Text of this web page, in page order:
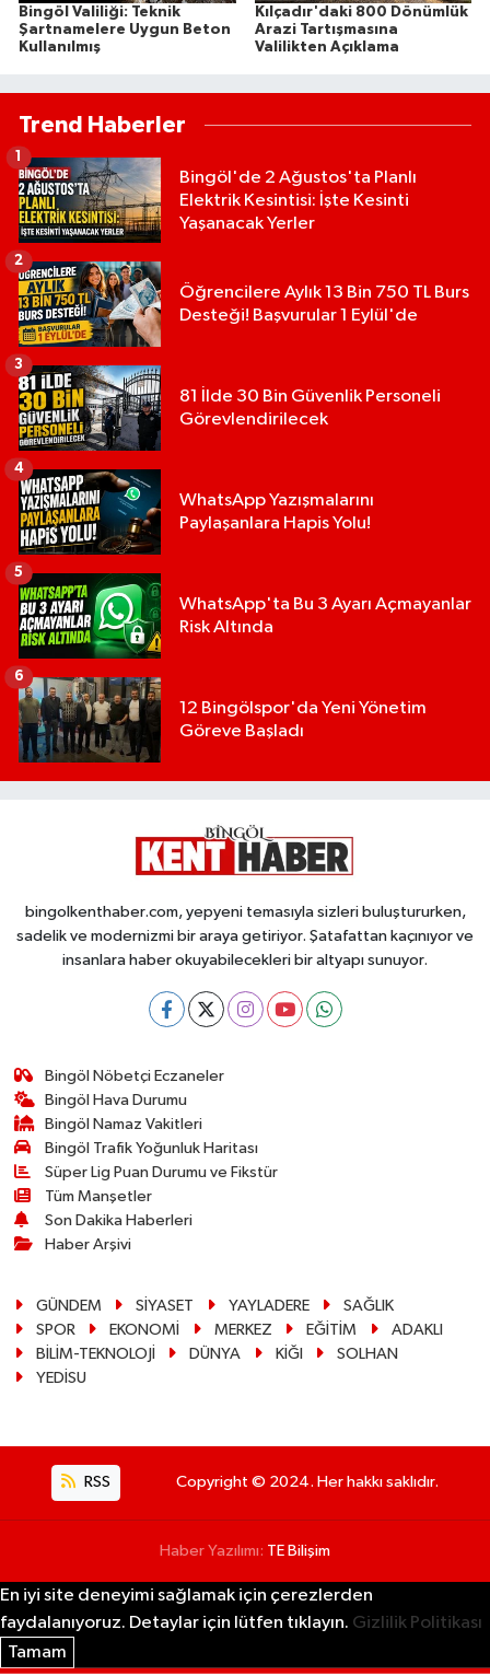
Bingöl Valiliği: Teknik
Şartnamelere Uygun Beton
Kullanılmış
Kılçadır'daki 800 Dönümlük
Arazi Tartışmasına
Valilikten Açıklama
Trend Haberler
Bingöl'de 2 Ağustos'ta Planlı
Elektrik Kesintisi: İşte Kesinti
Yaşanacak Yerler
Öğrencilere Aylık 13 Bin 750 TL Burs
Desteği! Başvurular 1 Eylül'de
2
81 İlde 30 Bin Güvenlik Personeli
Görevlendirilecek
3
WhatsApp Yazışmalarını
Paylaşanlara Hapis Yolu!
4
WhatsApp'ta Bu 3 Ayarı Açmayanlar
Risk Altında
5
12 Bingölspor'da Yeni Yönetim
Göreve Başladı
6
bingolkenthaber.com, yepyeni temasıyla sizleri buluştururken,
sadelik ve modernizmi bir araya getiriyor. Şatafattan kaçınıyor ve
insanlara haber okuyabilecekleri bir altyapı sunuyor.
Bingöl Nöbetçi Eczaneler
Bingöl Hava Durumu
Bingöl Namaz Vakitleri
Bingöl Trafik Yoğunluk Haritası
Süper Lig Puan Durumu ve Fikstür
Tüm Manşetler
Son Dakika Haberleri
Haber Arşivi
GÜNDEM SİYASET YAYLADERE
SAĞLIK
SPOR
EKONOMİ MERKEZ EĞİTİM
ADAKLI
BİLİM-TEKNOLOJİ
DÜNYA KİĞI
SOLHAN
YEDİSU
RSS Copyright © 2024. Her hakkı saklıdır.
Haber Yazılımı: TE Bilişim
En iyi site deneyimi sağlamak için çerezlerden
faydalanıyoruz. Detaylar için lütfen tıklayın. Gizlilik Politikası
Tamam